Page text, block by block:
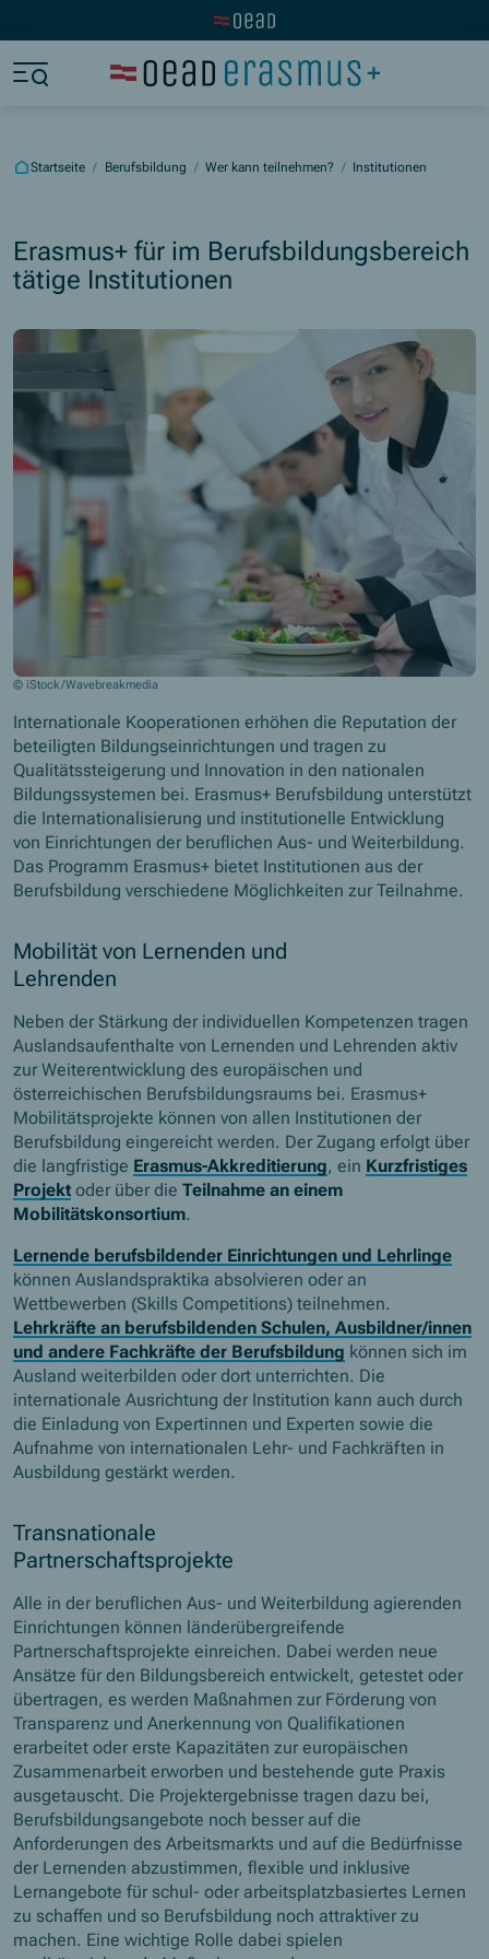
Startseite / Berufsbildung / Wer kann teilnehmen? / Institutionen
Erasmus+ für im Berufsbildungsbereich
tätige Institutionen
© iStock/Wavebreakmedia
Internationale Kooperationen erhöhen die Reputation der
beteiligten Bildungseinrichtungen und tragen zu
Qualitätssteigerung und Innovation in den nationalen
Bildungssystemen bei. Erasmus+ Berufsbildung unterstützt
die Internationalisierung und institutionelle Entwicklung
von Einrichtungen der beruflichen Aus- und Weiterbildung.
Das Programm Erasmus+ bietet Institutionen aus der
Berufsbildung verschiedene Möglichkeiten zur Teilnahme.
Mobilität von Lernenden und
Lehrenden
Neben der Stärkung der individuellen Kompetenzen tragen
Auslandsaufenthalte von Lernenden und Lehrenden aktiv
zur Weiterentwicklung des europäischen und
österreichischen Berufsbildungsraums bei. Erasmus+
Mobilitätsprojekte können von allen Institutionen der
Berufsbildung eingereicht werden. Der Zugang erfolgt über
die langfristige Erasmus-Akkreditierung, ein Kurzfristiges
Projekt oder über dieTeilnahme an einem
Mobilitätskonsortium.
Lernende berufsbildender Einrichtungen und Lehrlinge
können Auslandspraktika absolvieren oder an
Wettbewerben (Skills Competitions) teilnehmen.
Lehrkräfte an berufsbildenden Schulen, Ausbildner/innen
und andere Fachkräfte der Berufsbildung können sich im
Ausland weiterbilden oder dort unterrichten. Die
internationale Ausrichtung der Institution kann auch durch
die Einladung von Expertinnen und Experten sowie die
Aufnahme von internationalen Lehr- und Fachkräften in
Ausbildung gestärkt werden.
Transnationale
Partnerschaftsprojekte
Alle in der beruflichen Aus- und Weiterbildung agierenden
Einrichtungen können länderübergreifende
Partnerschaftsprojekte einreichen. Dabei werden neue
Ansätze für den Bildungsbereich entwickelt, getestet oder
übertragen, es werden Maßnahmen zur Förderung von
Transparenz und Anerkennung von Qualifikationen
erarbeitet oder erste Kapazitäten zur europäischen
Zusammenarbeit erworben und bestehende gute Praxis
ausgetauscht. Die Projektergebnisse tragen dazu bei,
Berufsbildungsangebote noch besser auf die
Anforderungen des Arbeitsmarkts und auf die Bedürfnisse
der Lernenden abzustimmen, flexible und inklusive
Lernangebote für schul- oder arbeitsplatzbasiertes Lernen
zu schaffen und so Berufsbildung noch attraktiver zu
machen. Eine wichtige Rolle dabei spielen